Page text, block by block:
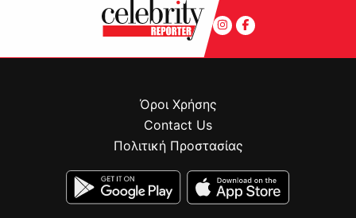
Όροι Χρήσης
Contact Us
Πολιτική Προστασίας